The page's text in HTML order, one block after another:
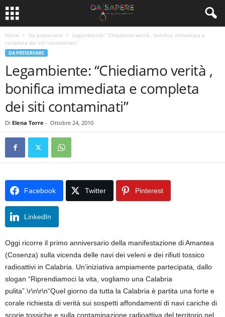
Home Da preservare
Legambiente: “Chiediamo verità , bonifica immediata e
completa dei siti contaminati”
DA PRESERVARE
Legambiente: “Chiediamo verità ,
bonifica immediata e completa
dei siti contaminati”
Di Elena Torre - Ottobre 24, 2010
Facebook Twitter Pinterest
LinkedIn
Oggi ricorre il primo anniversario della manifestazione di Amantea
(Cosenza) sulla vicenda delle navi dei veleni e dei rifiuti tossico
radioattivi in Calabria. Un’iniziativa ampiamente partecipata, dallo
slogan “Riprendiamoci la vita, vogliamo una Calabria
pulita”.\r\n\r\n“Quel giorno da tutta la Calabria è partita una forte e
corale richiesta di verità sui sospetti affondamenti di navi cariche di
scorie tossiche e sulla contaminazione radioattiva del territorio nel